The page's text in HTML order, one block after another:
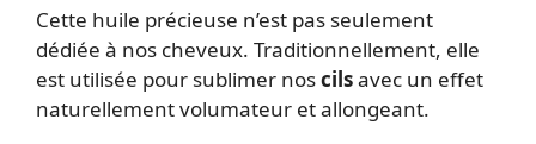
Cette huile précieuse n’est pas seulement
dédiée à nos cheveux. Traditionnellement, elle
est utilisée pour sublimer noscilsavec un effet
naturellement volumateur et allongeant.